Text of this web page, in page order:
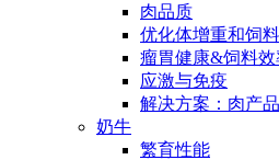
肉品质
优化体增重和饲
瘤胃健康&饲料效
应激与免疫
解决方案：肉产
奶牛
繁育性能